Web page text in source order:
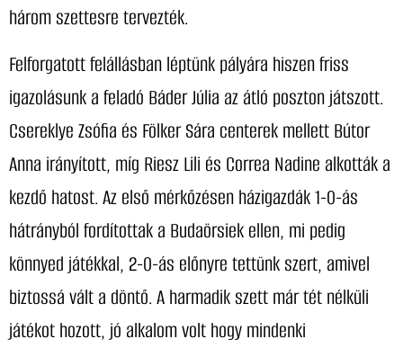
három szettesre tervezték.
Felforgatott felállásban léptünk pályára hiszen friss
igazolásunk a feladó Báder Júlia az átló poszton játszott.
Csereklye Zsófia és Fölker Sára centerek mellett Bútor
Anna irányított, míg Riesz Lili és Correa Nadine alkották a
kezdő hatost. Az első mérkőzésen házigazdák 1-0-ás
hátrányból fordítottak a Budaörsiek ellen, mi pedig
könnyed játékkal, 2-0-ás előnyre tettünk szert, amivel
biztossá vált a döntő. A harmadik szett már tét nélküli
játékot hozott, jó alkalom volt hogy mindenki